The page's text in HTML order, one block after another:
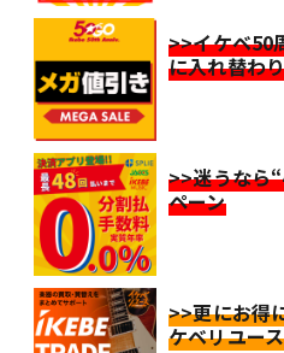
>>イケベ50
に入れ替わ
>>迷うなら
ペーン
>>更にお得
ケベリユー